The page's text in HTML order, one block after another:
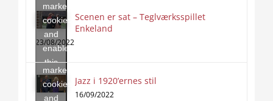
marketing
cookies
and
enable
this
content
Scenen er sat – Teglværksspillet
Enkeland
23/08/2022
Click
to
marketing
cookies
and
Jazz i 1920’ernes stil
16/09/2022
Click
to